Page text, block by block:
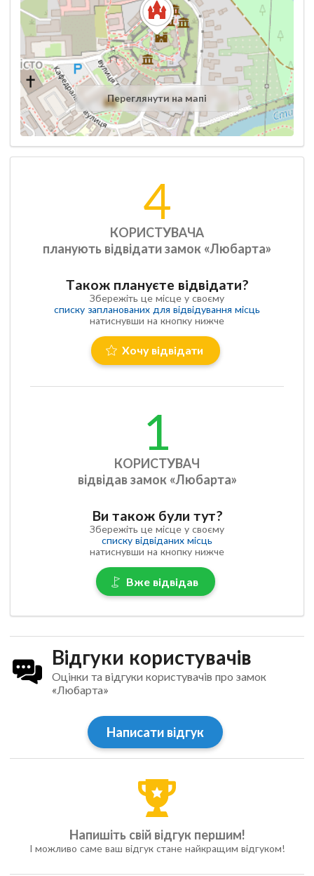
Переглянути на мапі
4
КОРИСТУВАЧА
планують відвідати замок «Любарта»
Також плануєте відвідати?
Збережіть це місце у своєму
списку запланованих для відвідування місць
натиснувши на кнопку нижче
Хочу відвідати
1
КОРИСТУВАЧ
відвідав замок «Любарта»
Ви також були тут?
Збережіть це місце у своєму
списку відвіданих місць
натиснувши на кнопку нижче
Вже відвідав
Відгуки користувачів
Оцінки та відгуки користувачів про замок
«Любарта»
Написати відгук
Напишіть свій відгук першим!
І можливо саме ваш відгук стане найкращим відгуком!